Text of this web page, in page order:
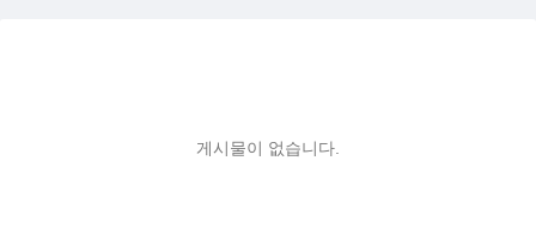
게시물이 없습니다.